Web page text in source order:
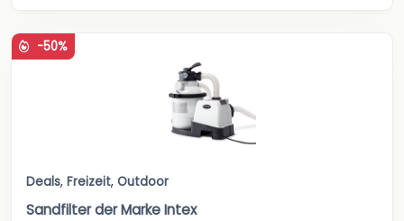
-50%
Deals, Freizeit, Outdoor
Sandfilter der Marke Intex